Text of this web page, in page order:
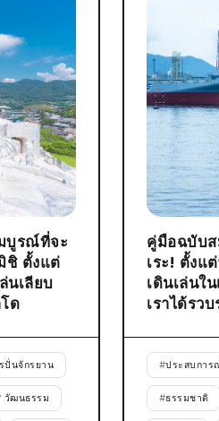
บูรณ์ที่จะ
ชิ ตั้งแต่
นเลียบ
ด
ปั่นจักรยาน
วัฒนธรรม
คู่มือฉบับ
เระ! ตั้งแ
เดินเล่นใ
เราได้รว
#ประสบการ
#ธรรมชาติ